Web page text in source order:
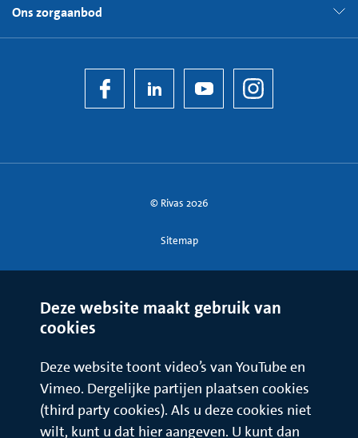
Ons zorgaanbod
© Rivas 2026
Sitemap
Deze website maakt gebruik van
cookies
Deze website toont video’s van YouTube en
Vimeo. Dergelijke partijen plaatsen cookies
(third party cookies). Als u deze cookies niet
wilt, kunt u dat hier aangeven. U kunt dan